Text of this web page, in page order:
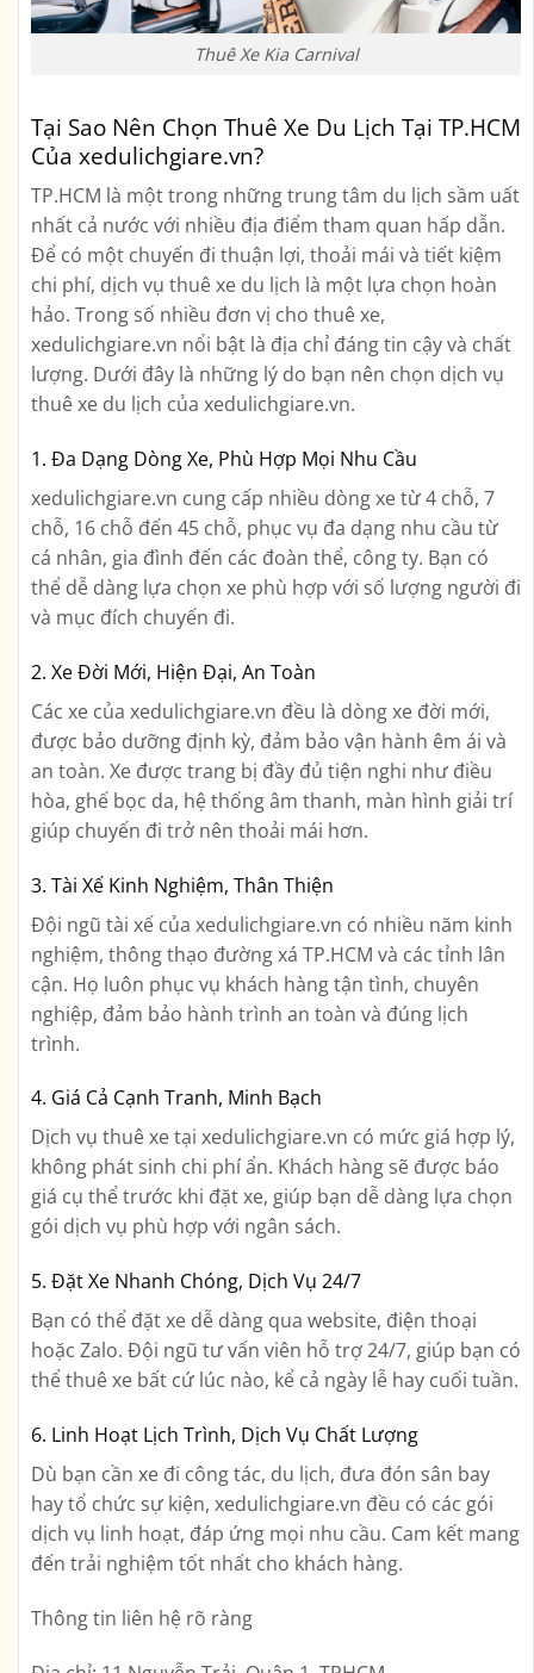
Thuê Xe Kia Carnival
Tại Sao Nên Chọn Thuê Xe Du Lịch Tại TP.HCM
Của xedulichgiare.vn?
TP.HCM là một trong những trung tâm du lịch sầm uất
nhất cả nước với nhiều địa điểm tham quan hấp dẫn.
Để có một chuyến đi thuận lợi, thoải mái và tiết kiệm
chi phí, dịch vụ thuê xe du lịch là một lựa chọn hoàn
hảo. Trong số nhiều đơn vị cho thuê xe,
xedulichgiare.vn nổi bật là địa chỉ đáng tin cậy và chất
lượng. Dưới đây là những lý do bạn nên chọn dịch vụ
thuê xe du lịch của xedulichgiare.vn.
1. Đa Dạng Dòng Xe, Phù Hợp Mọi Nhu Cầu
xedulichgiare.vn cung cấp nhiều dòng xe từ 4 chỗ, 7
chỗ, 16 chỗ đến 45 chỗ, phục vụ đa dạng nhu cầu từ
cá nhân, gia đình đến các đoàn thể, công ty. Bạn có
thể dễ dàng lựa chọn xe phù hợp với số lượng người đi
và mục đích chuyến đi.
2. Xe Đời Mới, Hiện Đại, An Toàn
Các xe của xedulichgiare.vn đều là dòng xe đời mới,
được bảo dưỡng định kỳ, đảm bảo vận hành êm ái và
an toàn. Xe được trang bị đầy đủ tiện nghi như điều
hòa, ghế bọc da, hệ thống âm thanh, màn hình giải trí
giúp chuyến đi trở nên thoải mái hơn.
3. Tài Xế Kinh Nghiệm, Thân Thiện
Đội ngũ tài xế của xedulichgiare.vn có nhiều năm kinh
nghiệm, thông thạo đường xá TP.HCM và các tỉnh lân
cận. Họ luôn phục vụ khách hàng tận tình, chuyên
nghiệp, đảm bảo hành trình an toàn và đúng lịch
trình.
4. Giá Cả Cạnh Tranh, Minh Bạch
Dịch vụ thuê xe tại xedulichgiare.vn có mức giá hợp lý,
không phát sinh chi phí ẩn. Khách hàng sẽ được báo
giá cụ thể trước khi đặt xe, giúp bạn dễ dàng lựa chọn
gói dịch vụ phù hợp với ngân sách.
5. Đặt Xe Nhanh Chóng, Dịch Vụ 24/7
Bạn có thể đặt xe dễ dàng qua website, điện thoại
hoặc Zalo. Đội ngũ tư vấn viên hỗ trợ 24/7, giúp bạn có
thể thuê xe bất cứ lúc nào, kể cả ngày lễ hay cuối tuần.
6. Linh Hoạt Lịch Trình, Dịch Vụ Chất Lượng
Dù bạn cần xe đi công tác, du lịch, đưa đón sân bay
hay tổ chức sự kiện, xedulichgiare.vn đều có các gói
dịch vụ linh hoạt, đáp ứng mọi nhu cầu. Cam kết mang
đến trải nghiệm tốt nhất cho khách hàng.
Thông tin liên hệ rõ ràng